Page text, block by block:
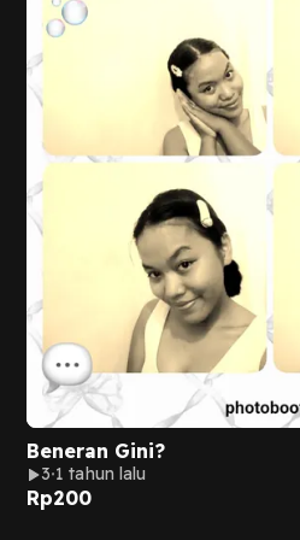
Beneran Gini?
3 1 tahun lalu
Rp200